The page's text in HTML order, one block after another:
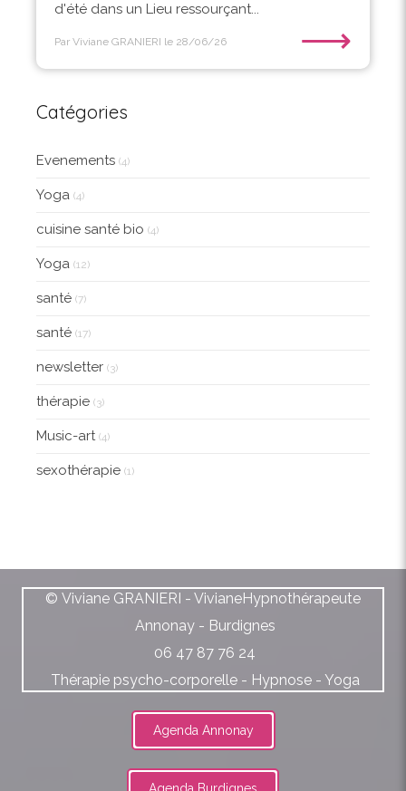
d'été dans un Lieu ressourçant...
Par Viviane GRANIERI le 28/06/26 ⟶
Catégories
Evenements (4)
Yoga (4)
cuisine santé bio (4)
Yoga (12)
santé (7)
santé (17)
newsletter (3)
thérapie (3)
Music-art (4)
sexothérapie (1)
© Viviane GRANIERI - VivianeHypnothérapeute
Annonay - Burdignes
06 47 87 76 24
Thérapie psycho-corporelle - Hypnose - Yoga
Agenda Annonay